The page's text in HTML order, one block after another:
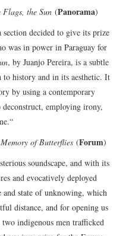
Flags, the Sun (Panorama)
decided to give its prize
was in power in Paraguay for
, by Juanjo Pereira, is a subtle
history and in its aesthetic. It
by using a contemporary
employing irony,
of Butterflies (Forum)
soundscape, and with its
and evocatively deployed
and state of unknowing, which
distance, and for opening us
indigenous men trafficked